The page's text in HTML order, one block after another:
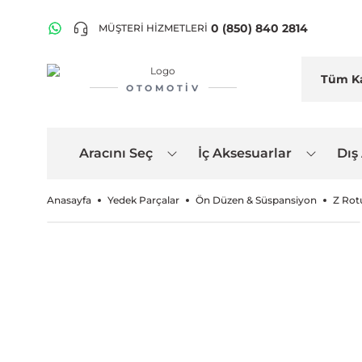
MÜŞTERİ HİZMETLERİ 0 (850) 840 2814
OTOMOTIV
Aracını Seç İç Aksesuarlar
Anasayfa Yedek Parçalar Ön Düzen & Süspansiyon Z